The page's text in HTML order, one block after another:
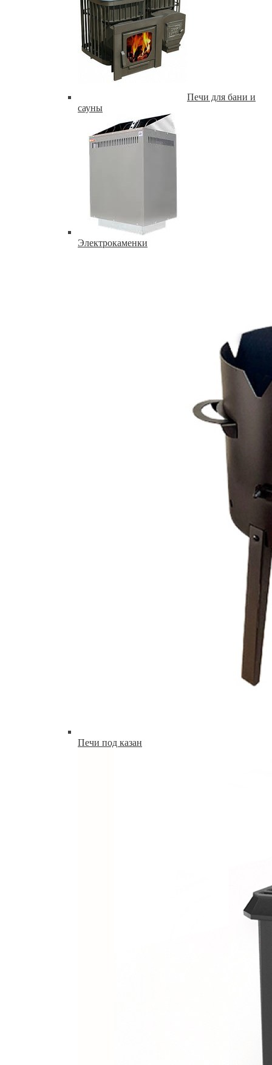
Печи для бани и
сауны
Электрокаменки
Печи под казан